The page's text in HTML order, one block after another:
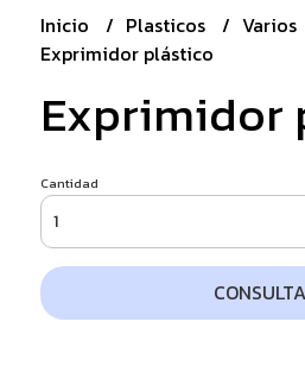
Inicio Plasticos
Varios
Exprimidor plástico
Exprimidor
Cantidad